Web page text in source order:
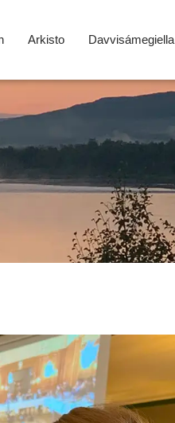
Arkisto Davvisámegiella